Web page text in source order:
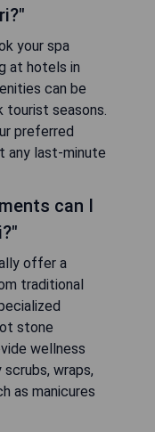
your spa
at hotels in
can be
tourist seasons.
preferred
any last-minute
can I
offer a
traditional
stone
wellness
wraps,
as manicures